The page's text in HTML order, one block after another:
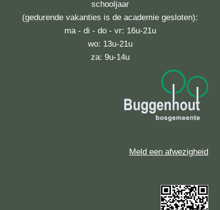
schooljaar
(gedurende vakanties is de academie gesloten):
ma - di - do - vr: 16u-21u
wo: 13u-21u
za: 9u-14u
Meld een afwezigheid